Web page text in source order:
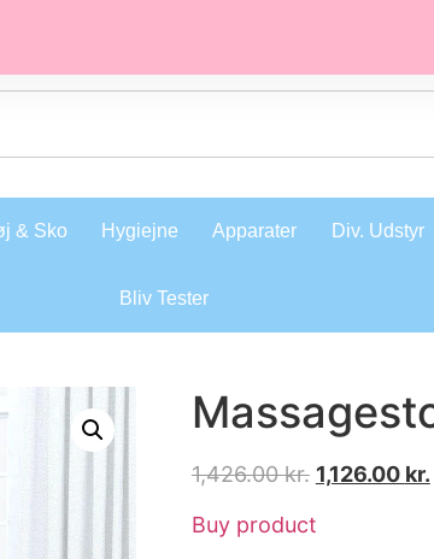
& Sko Hygiejne Apparater Div. Udstyr
Bliv Tester
1,426.00kr. 1,126.00 kr.
Buy product